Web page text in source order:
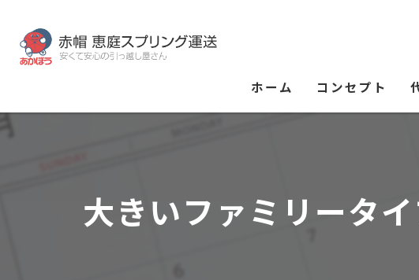
ホーム コンセプト
大きいファミリータ